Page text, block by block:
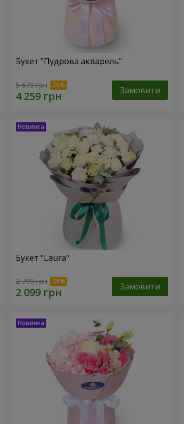
Букет "Пудрова акварель"
5 679 грн Замовити
Букет "Laura"
2 799 грн Замовити